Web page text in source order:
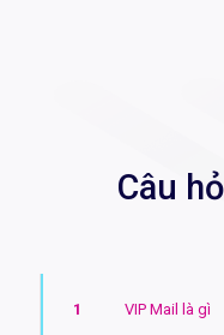
Câu
1 VIP Mail là gì